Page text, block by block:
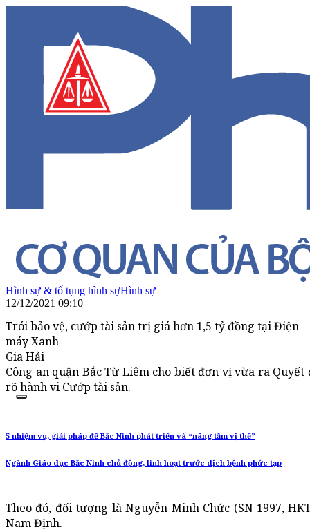
Hình sự & tố tụng hình sựHình sự
12/12/2021 09:10
Trói bảo vệ, cướp tài sản trị giá hơn 1,5 tỷ đồng tại Điện
máy Xanh
Gia Hải
Công an quận Bắc Từ Liêm cho biết đơn vị vừa ra
rõ hành vi Cướp tài sản.
5 nhiệm vụ, giải pháp để Bắc Ninh phát triển và “nâng tầm vị thế”
Ngành Giáo dục Bắc Ninh chủ động, linh hoạt trước dịch bệnh phức tạp
Theo đó, đối tượng là Nguyễn Minh Chức (SN 1997,
Nam Định.